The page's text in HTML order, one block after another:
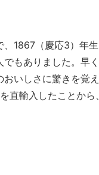
1867（慶応3）年
もありました。早
いしさに驚きを覚
直輸入したことか